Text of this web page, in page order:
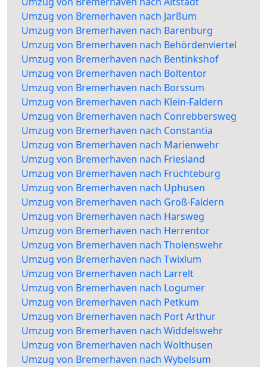
Umzug von Bremerhaven nach Jarßum
Umzug von Bremerhaven nach Barenburg
Umzug von Bremerhaven nach Behördenviertel
Umzug von Bremerhaven nach Bentinkshof
Umzug von Bremerhaven nach Boltentor
Umzug von Bremerhaven nach Borssum
Umzug von Bremerhaven nach Klein-Faldern
Umzug von Bremerhaven nach Conrebbersweg
Umzug von Bremerhaven nach Constantia
Umzug von Bremerhaven nach Marienwehr
Umzug von Bremerhaven nach Friesland
Umzug von Bremerhaven nach Früchteburg
Umzug von Bremerhaven nach Uphusen
Umzug von Bremerhaven nach Groß-Faldern
Umzug von Bremerhaven nach Harsweg
Umzug von Bremerhaven nach Herrentor
Umzug von Bremerhaven nach Tholenswehr
Umzug von Bremerhaven nach Twixlum
Umzug von Bremerhaven nach Larrelt
Umzug von Bremerhaven nach Logumer
Umzug von Bremerhaven nach Petkum
Umzug von Bremerhaven nach Port Arthur
Umzug von Bremerhaven nach Widdelswehr
Umzug von Bremerhaven nach Wolthusen
Umzug von Bremerhaven nach Wybelsum